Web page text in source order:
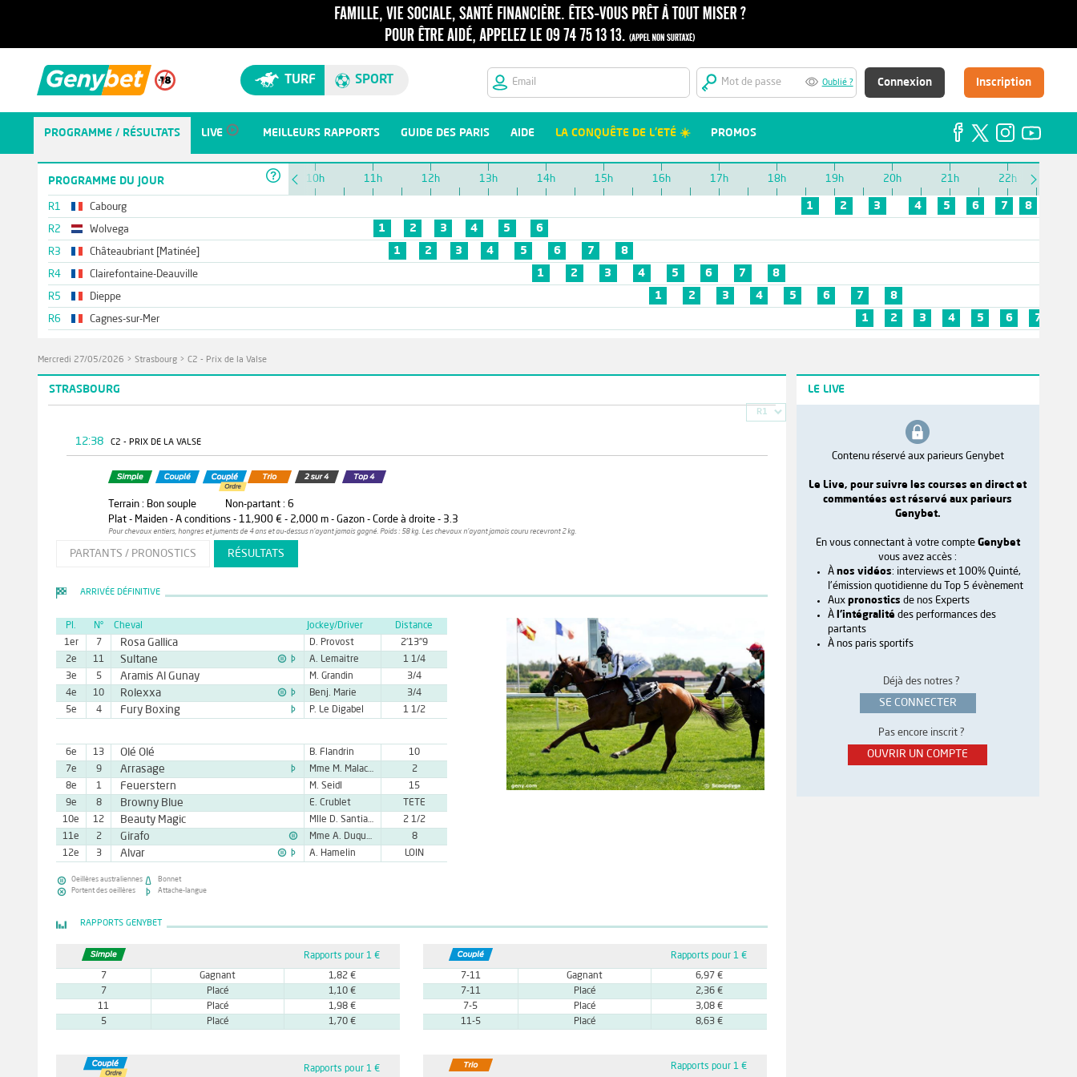
TURF SPORT Oublié ? Connexion Inscription
PROGRAMME / RÉSULTATS LIVE MEILLEURS RAPPORTS GUIDE DES PARIS AIDE LA CONQUÊTE DE L'ETÉ ☀️ PROMOS
PROGRAMME DU JOUR
R1 Cabourg
R2 Wolvega
R3 Châteaubriant [Matinée]
R4 Clairefontaine-Deauville
R5 Dieppe
R6 Cagnes-sur-Mer
10h 11h 12h 13h 14h 15h 16h 17h 18h 19h 20h 21h 22h
1 2 3 4 5 6 7
8
1
2 3 4 5
6
1
2 3 4 5 6 7
8
1
2 3 4 5 6 7
8
1
2 3 4 5 6 7
8
1
2 3 4 5 6 7
Mercredi 27/05/2026 > Strasbourg > C2 - Prix de la Valse
STRASBOURG
R1
12:38 C2 - PRIX DE LA VALSE
Terrain : Bon souple
Non-partant : 6
Plat - Maiden - A conditions - 11,900 € - 2,000 m - Gazon - Corde à droite - 3.3
Pour chevaux entiers, hongres et juments de 4 ans et au-dessus n'ayant jamais gagné. Poids : 58 kg. Les chevaux n'ayant jamais couru recevront 2 kg.
PARTANTS / PRONOSTICS RÉSULTATS
ARRIVÉE DÉFINITIVE
Pl. N° Cheval Jockey/Driver
Distance
1er
7 Rosa Gallica D. Provost
2'13''9
2e
11 Sultane 
 A. Lemaitre
1 1/4
3e
5 Aramis Al Gunay M. Grandin
3/4
4e
10 Rolexxa 
 Benj. Marie
3/4
5e
4 Fury Boxing  P. Le Digabel 1 1/2
6e 13 Olé Olé B. Flandrin
10
7e
9 Arrasage  Mme M. Malacova
2
8e
1 Feuerstern M. Seidl
15
9e
8 Browny Blue E. Crublet
TETE
10e
12 Beauty Magic Mlle D. Santiago
2 1/2
11e
2 Girafo  Mme A. Duquesnoy
8
12e
3 Alvar 
 A. Hamelin LOIN
 Oeillères australiennes
 Portent des oeillères
 Bonnet
 Attache-langue
RAPPORTS GENYBET
Rapports pour 1 €
7 Gagnant
1,82 €
7
Placé
1,10 €
11
Placé
1,98 €
5
Placé 1,70 €
Rapports pour 1 €
7-11 Gagnant
6,97 €
7-11
Placé
2,36 €
7-5
Placé
3,08 €
11-5
Placé 8,63 €
Rapports pour 1 € Rapports pour 1 €
LE LIVE
Contenu réservé aux parieurs Genybet
Le Live, pour suivre les courses en direct et
commentées est réservé aux parieurs
Genybet.
En vous connectant à votre compte Genybet
vous avez accès :
À nos vidéos: interviews et 100% Quinté,
l'émission quotidienne du Top 5 évènement
Aux pronostics de nos Experts
À l'intégralité des performances des
partants
À nos paris sportifs
Déjà des notres ?
SE CONNECTER
Pas encore inscrit ?
OUVRIR UN COMPTE